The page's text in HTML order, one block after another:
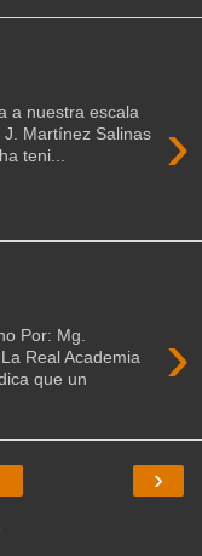
›
a nuestra escala
Martínez Salinas
teni...
›
Por: Mg.
Real Academia
que un
›